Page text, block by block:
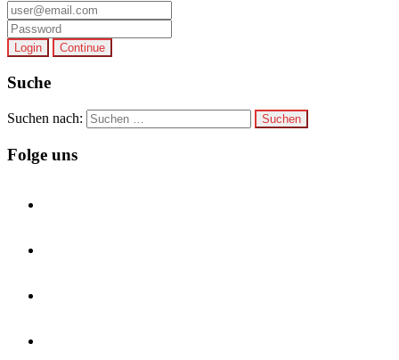
Login Continue
Suche
Suchen nach:
Folge uns